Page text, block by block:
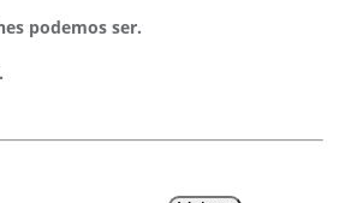
podemos ser.